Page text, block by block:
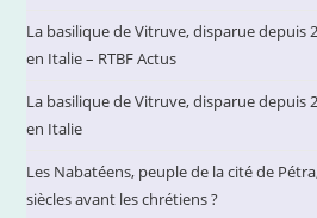
La basilique de Vitruve, disparue depuis
en Italie – RTBF Actus
La basilique de Vitruve, disparue depuis
en Italie
Les Nabatéens, peuple de la cité de
siècles avant les chrétiens ?